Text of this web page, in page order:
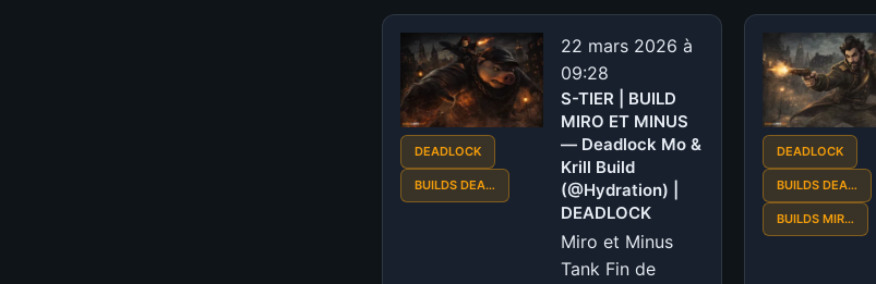
TIER
|
SEVEN
—
Deadlock
Seven
Build
DEADLOCK
BUILDS DEA…
22 mars 2026 à
09:28
S-TIER | BUILD
MIRO ET MINUS
— Deadlock Mo &
Krill Build
(@Hydration) |
DEADLOCK
Miro et Minus
Tank Fin de
DEADLOCK
BUILDS DEA…
BUILDS MIR…